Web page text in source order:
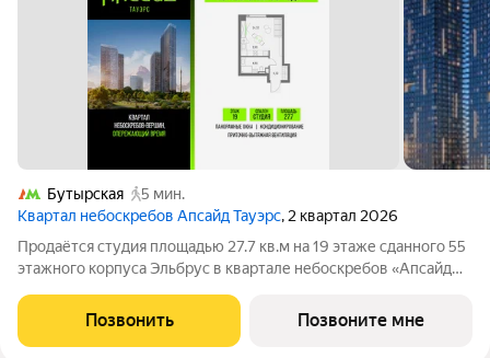
Бутырская
5 мин.
Квартал небоскребов Апсайд Тауэрс, 2 квартал 2026
Продаётся студия площадью 27.7 кв.м на 19 этаже сданного 55
этажного корпуса Эльбрус в квартале небоскребов «Апсайд
БЦ Останкино. Номер квартиры Кв.1913. «Апсайд Тауэрс» -
технологичный
Позвонить Позвоните мне